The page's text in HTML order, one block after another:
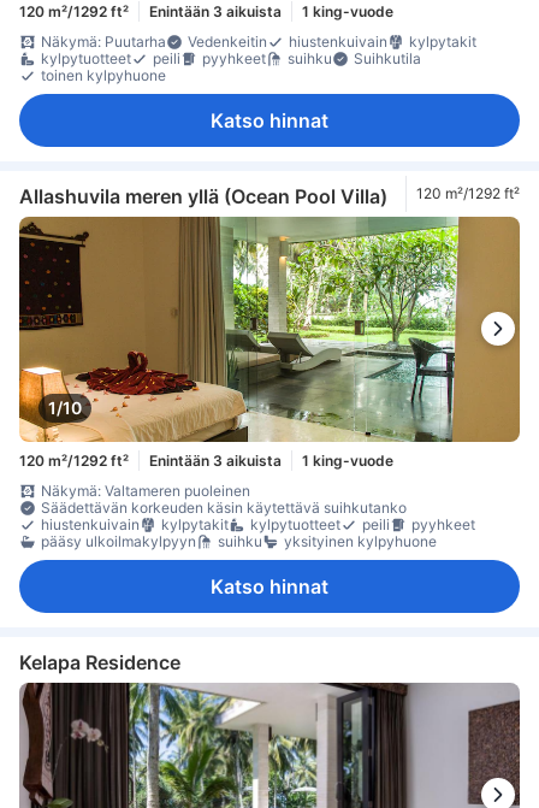
120 m²/1292 ft² Enintään 3 aikuista
1 king-vuode
Näkymä: Puutarha
Vedenkeitin hiustenkuivain
kylpytakit
kylpytuotteet
peili pyyhkeet suihku
Suihkutila
toinen kylpyhuone
Katso hinnat
Allashuvila meren yllä (Ocean Pool Villa) 120 m²/1292 ft²
1/10
120 m²/1292 ft² Enintään 3 aikuista
1 king-vuode
Näkymä: Valtameren puoleinen
Säädettävän korkeuden käsin käytettävä suihkutanko
hiustenkuivain
kylpytakit kylpytuotteet peili
pyyhkeet
pääsy ulkoilmakylpyyn
suihku yksityinen kylpyhuone
Katso hinnat
Kelapa Residence